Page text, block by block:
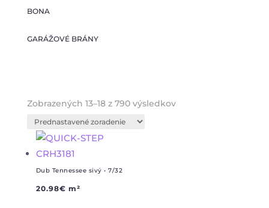
BONA
GARÁŽOVÉ BRÁNY
Zobrazených 13–18 z 790 výsledkov
Dub Tennessee sivý • 7/32
20.98€ m²